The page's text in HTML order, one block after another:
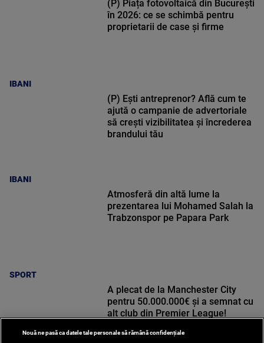
IBANI
(P) Piața fotovoltaică din București
în 2026: ce se schimbă pentru
proprietarii de case și firme
IBANI
(P) Ești antreprenor? Află cum te
ajută o campanie de advertoriale
să crești vizibilitatea și încrederea
brandului tău
SPORT
Atmosferă din altă lume la
prezentarea lui Mohamed Salah la
Trabzonspor pe Papara Park
A plecat de la Manchester City
pentru 50.000.000€ și a semnat cu
alt club din Premier League!
Nouă ne pasă ca datele tale personale să rămână confidențiale